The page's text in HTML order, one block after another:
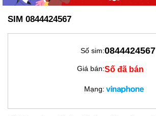
SIM 0844424567
Số sim:0844424567
Giá bán:Số đã bán
Mạng: